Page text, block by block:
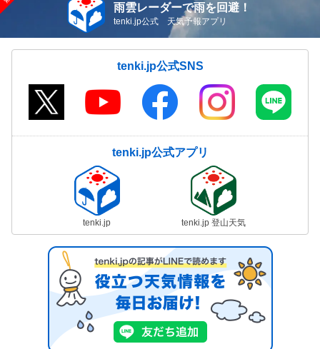
雨雲レーダーで雨を回避！
tenki.jp公式 天気予報アプリ
tenki.jp公式SNS
tenki.jp公式アプリ
tenki.jp tenki.jp 登山天気